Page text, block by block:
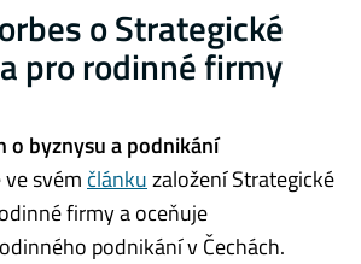
o Strategické
pro rodinné firmy
o byznysu a podnikání
svém článkuzaložení Strategické
firmy a oceňuje
podnikání v Čechách.